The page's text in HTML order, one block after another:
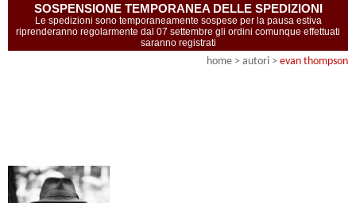
SOSPENSIONE TEMPORANEA DELLE SPEDIZIONI
Le spedizioni sono temporaneamente sospese per la pausa estiva
riprenderanno regolarmente dal 07 settembre gli ordini comunque effettuati
saranno registrati
home > autori > evan thompson